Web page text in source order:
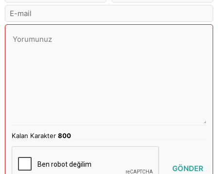
Kalan Karakter800
GÖNDER